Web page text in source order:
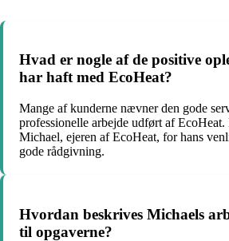
Hvad er nogle af de positive
har haft med EcoHeat?
Mange af kunderne nævner den gode
professionelle arbejde udført af EcoHeat.
Michael, ejeren af EcoHeat, for hans
gode rådgivning.
Hvordan beskrives Michaels
til opgaverne?